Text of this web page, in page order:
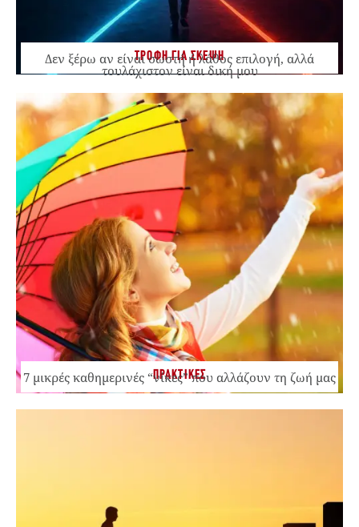
ΤΡΟΦΗ ΓΙΑ ΣΚΕΨΗ
Δεν ξέρω αν είναι σωστή ή λάθος επιλογή, αλλά
τουλάχιστον είναι δική μου
ΠΡΑΚΤΙΚΕΣ
7 μικρές καθημερινές “νίκες” που αλλάζουν τη ζωή μας